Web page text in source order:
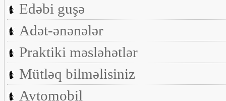
Edəbi guşə
Adət-ənənələr
Praktiki məsləhətlər
Mütləq bilməlisiniz
Avtomobil